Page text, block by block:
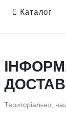
Каталог
Територіально,